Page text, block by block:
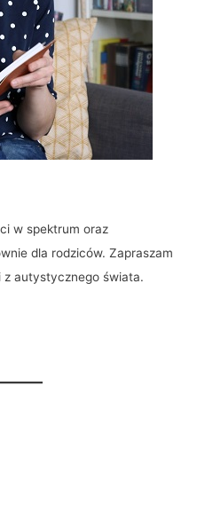
w spektrum oraz
dla rodziców. Zapraszam
autystycznego świata.